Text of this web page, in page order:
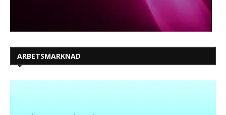
ARBETSMARKNAD